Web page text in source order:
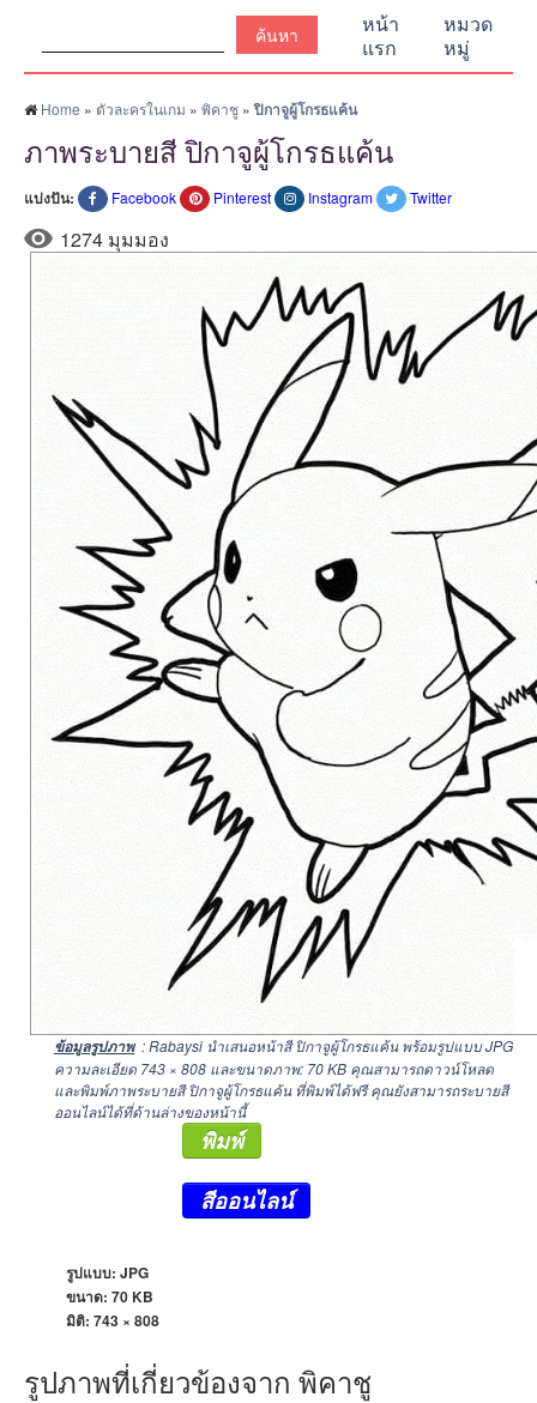
หน้า
แรก
หมวด
หมู่
Home » ตัวละครในเกม » พิคาชู »ปิกาจูผู้โกรธแค้น
ภาพระบายสี ปิกาจูผู้โกรธแค้น
แบ่งปัน: Facebook Pinterest Instagram Twitter
1274 มุมมอง
ข้อมูลรูปภาพ : Rabaysi นำเสนอหน้าสี ปิกาจูผู้โกรธแค้น พร้อมรูปแบบ JPG
ความละเอียด 743 × 808 และขนาดภาพ: 70 KB คุณสามารถดาวน์โหลด
และพิมพ์ภาพระบายสี ปิกาจูผู้โกรธแค้น ที่พิมพ์ได้ฟรี คุณยังสามารถระบายสี
ออนไลน์ได้ที่ด้านล่างของหน้านี้
พิมพ์
สีออนไลน์
รูปแบบ: JPG
ขนาด: 70 KB
มิติ: 743 × 808
รูปภาพที่เกี่ยวข้องจาก พิคาชู